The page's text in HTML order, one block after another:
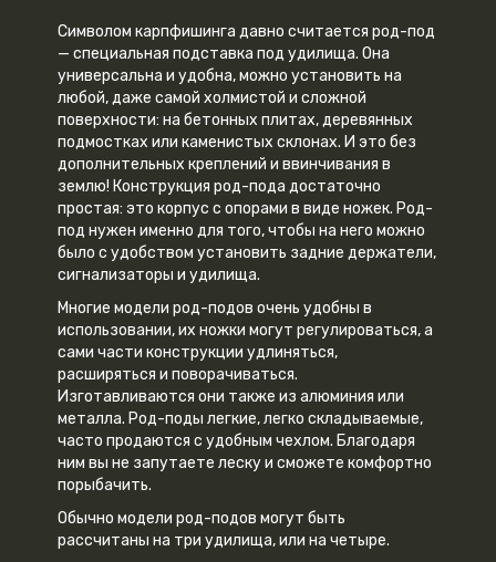
Символом карпфишинга давно считается род-под
— специальная подставка под удилища. Она
универсальна и удобна, можно установить на
любой, даже самой холмистой и сложной
поверхности: на бетонных плитах, деревянных
подмостках или каменистых склонах. И это без
дополнительных креплений и ввинчивания в
землю! Конструкция род-пода достаточно
простая: это корпус с опорами в виде ножек. Род-
под нужен именно для того, чтобы на него можно
было с удобством установить задние держатели,
сигнализаторы и удилища.
Многие модели род-подов очень удобны в
использовании, их ножки могут регулироваться, а
сами части конструкции удлиняться,
расширяться и поворачиваться.
Изготавливаются они также из алюминия или
металла. Род-поды легкие, легко складываемые,
часто продаются с удобным чехлом. Благодаря
ним вы не запутаете леску и сможете комфортно
порыбачить.
Обычно модели род-подов могут быть
рассчитаны на три удилища, или на четыре.